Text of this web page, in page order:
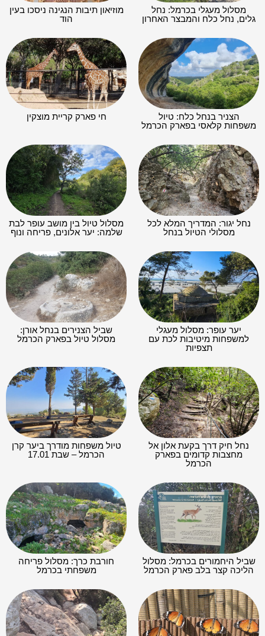
מסלול מעגלי בכרמל: נחל
גלים, נחל כלח והמבצר האחרון
מוזיאון תיבות הנגינה ניסכו בעין
הוד
הצניר בנחל כלח: טיול
משפחות קלאסי בפארק הכרמל
חי פארק קריית מוצקין
נחל יגור: המדריך המלא לכל
מסלולי הטיול בנחל
מסלול טיול בין מושב עופר לבת
שלמה: יער אלונים, פריחה ונוף
יער עופר: מסלול מעגלי
למשפחות מיטיבות לכת עם
תצפיות
שביל הצנירים בנחל אורן:
מסלול טיול בפארק הכרמל
נחל חיק דרך בקעת אלון אל
מחצבות קדומים בפארק
הכרמל
טיול משפחות מודרך ביער קרן
הכרמל – שבת 17.01
שביל היחמורים בכרמל: מסלול
הליכה קצר בלב פארק הכרמל
חורבת כרך: מסלול פריחה
משפחתי בכרמל